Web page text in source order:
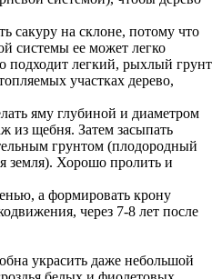
сакуру на склоне, потому что
системы ее может легко
подходит легкий, рыхлый грунт
участках дерево,
яму глубиной и диаметром
из щебня. Затем засыпать
грунтом (плодородный
земля). Хорошо пролить и
а формировать крону
через 7-8 лет после
украсить даже небольшой